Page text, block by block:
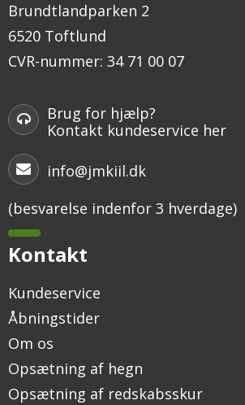
Brundtlandparken 2
6520 Toftlund
CVR-nummer: 34 71 00 07
Brug for hjælp?
Kontakt kundeservice her
info@jmkiil.dk
(besvarelse indenfor 3 hverdage)
Kontakt
Kundeservice
Åbningstider
Om os
Opsætning af hegn
Opsætning af redskabsskur